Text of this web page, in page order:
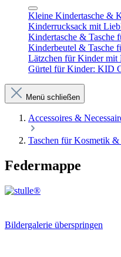
Kleine Kindertasche &
Kinderrucksack mit
Kindertasche & Tasche
Kinderbeutel &
Lätzchen für Kinder
Gürtel für Kinder: KID
Menü schließen
Accessoires &
Taschen für Kosmetik
Federmappe
Bildergalerie überspringen